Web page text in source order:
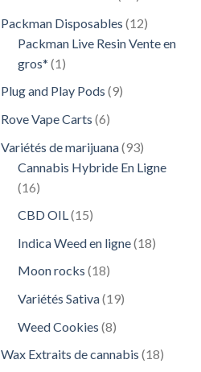
Packman Disposables 1212
produits
Packman Live Resin Vente en
gros* 11
Plug and Play Pods 99
Rove Vape Carts 66
Variétés de marijuana 9393
produits
Cannabis Hybride En Ligne
1616
CBD OIL 1515
Indica Weed en ligne 1818
Moon rocks 1818
Variétés Sativa 1919
Weed Cookies 88
Wax Extraits de cannabis 1818